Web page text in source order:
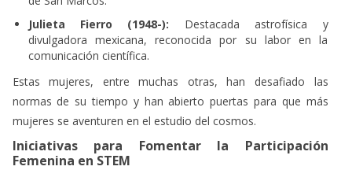
Julieta Fierro (1948-): Destacada astrofísica y
divulgadora mexicana, reconocida por su labor en la
comunicación científica.
Estas mujeres, entre muchas otras, han desafiado las
normas de su tiempo y han abierto puertas para que más
mujeres se aventuren en el estudio del cosmos.
Iniciativas para Fomentar la Participación
Femenina en STEM